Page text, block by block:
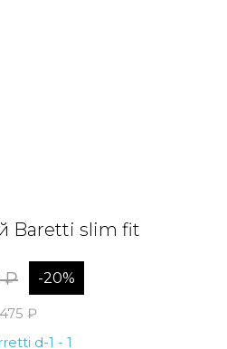
Baretti slim fit
₽ -20%
₽